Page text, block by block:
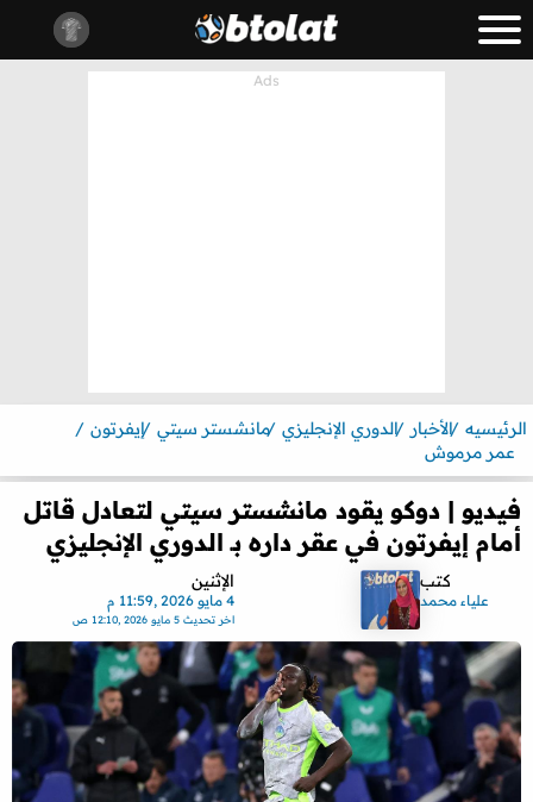
الرئيسيه الأخبار الدوري الإنجليزي مانشستر سيتي إيفرتون
عمر مرموش
فيديو | دوكو يقود مانشستر سيتي لتعادل قاتل
أمام إيفرتون في عقر داره بـ الدوري الإنجليزي
كتب
علياء محمد
الإثنين
4 مايو 2026 ,11:59 م
اخر تحديث5 مايو 2026 ,12:10 ص